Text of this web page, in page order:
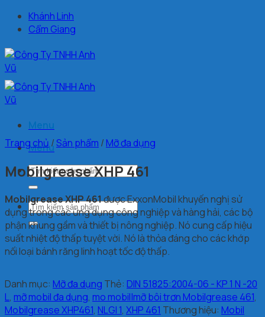
Chuyển
đến
dung
Khánh Linh
Cẩm Giang
Menu
Menu
Tìm
kiếm:
Tìm
kiếm:
Trang chủ /Sản phẩm /Mỡ đa dụng
Mobilgrease XHP 461
Mobilgrease XHP 461được ExxonMobil khuyến nghị sử
dụng trong các ứng dụng công nghiệp và hàng hải, các bộ
phận khung gầm và thiết bị nông nghiệp. Nó cung cấp hiệu
suất nhiệt độ thấp tuyệt vời. Nó là thỏa đáng cho các khớp
nối loại bánh răng linh hoạt tốc độ thấp.
Danh mục: Mỡ đa dụng Thẻ: DIN 51825:2004-06 - KP 1 N -20
L, mỡ mobil đa dụng, mo mobil|mỡ bôi trơn Mobilgrease 461,
Mobilgrease XHP461, NLGI 1, XHP 461 Thương hiệu: Mobil